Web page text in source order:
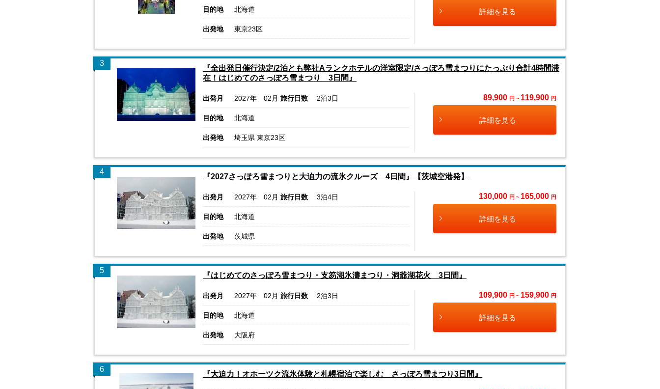
目的地 北海道
出発地 東京23区
詳細を見る
3
『全出発日催行決定/2泊とも弊社Aランクホテルの洋室限定/さっぽろ雪まつりにたっぷり合計4時間滞
在！はじめてのさっぽろ雪まつり 3日間』
出発月 2027年 02月 旅行日数 2泊3日
目的地 北海道
出発地 埼玉県 東京23区
89,900 円 ~ 119,900 円
詳細を見る
4
『2027さっぽろ雪まつりと大迫力の流氷クルーズ 4日間』【茨城空港発】
出発月 2027年 02月 旅行日数 3泊4日
目的地 北海道
出発地 茨城県
130,000 円 ~ 165,000 円
詳細を見る
5
『はじめてのさっぽろ雪まつり・支笏湖氷濤まつり・洞爺湖花火 3日間』
出発月 2027年 02月 旅行日数 2泊3日
目的地 北海道
出発地 大阪府
109,900 円 ~ 159,900 円
詳細を見る
6
『大迫力！オホーツク流氷体験と札幌宿泊で楽しむ さっぽろ雪まつり3日間』